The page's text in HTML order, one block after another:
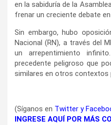
en la sabiduría de la
frenar un creciente debate
Sin embargo, hubo
Nacional (RN), a través del
un arrepentimiento
precedente peligroso que
similares en otros contextos
(Síganos en Twitter y
INGRESE AQUÍ POR MÁS